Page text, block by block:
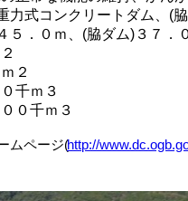
力式コンクリートダム、(
５．０ｍ、(脇ダム)３７．
２
千ｍ３
０千ｍ３
ムページ(http://